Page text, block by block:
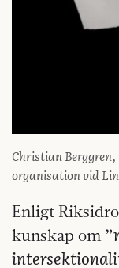
Christian
organisation vid
Enligt
kunskap om ”